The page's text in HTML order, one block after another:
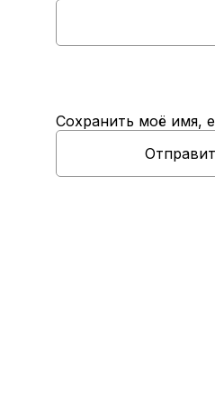
Сохранить моё имя,